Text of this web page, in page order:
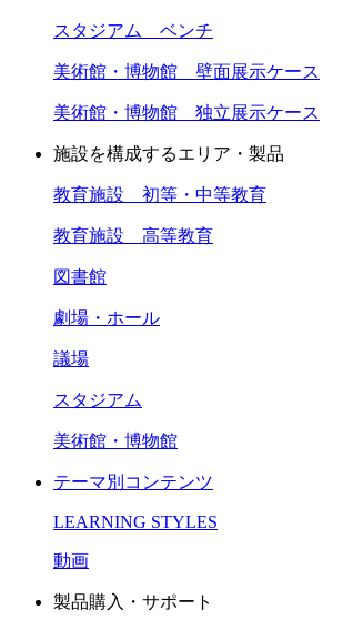
スタジアム ベンチ
美術館・博物館 壁面展示ケース
美術館・博物館 独立展示ケース
施設を構成するエリア・製品
教育施設 初等・中等教育
教育施設 高等教育
図書館
劇場・ホール
議場
スタジアム
美術館・博物館
テーマ別コンテンツ
LEARNING STYLES
動画
製品購入・サポート